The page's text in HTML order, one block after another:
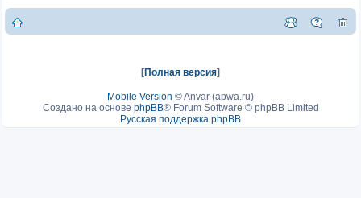
[Полная версия]
Mobile Version ©Anvar (apwa.ru)
Создано на основе phpBB® Forum Software © phpBB Limited
Русская поддержка phpBB